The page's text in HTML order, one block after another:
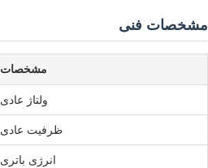
مشخصات فنی
مشخصات
ولتاژ عادی
ظرفیت عادی
انرژی باتری